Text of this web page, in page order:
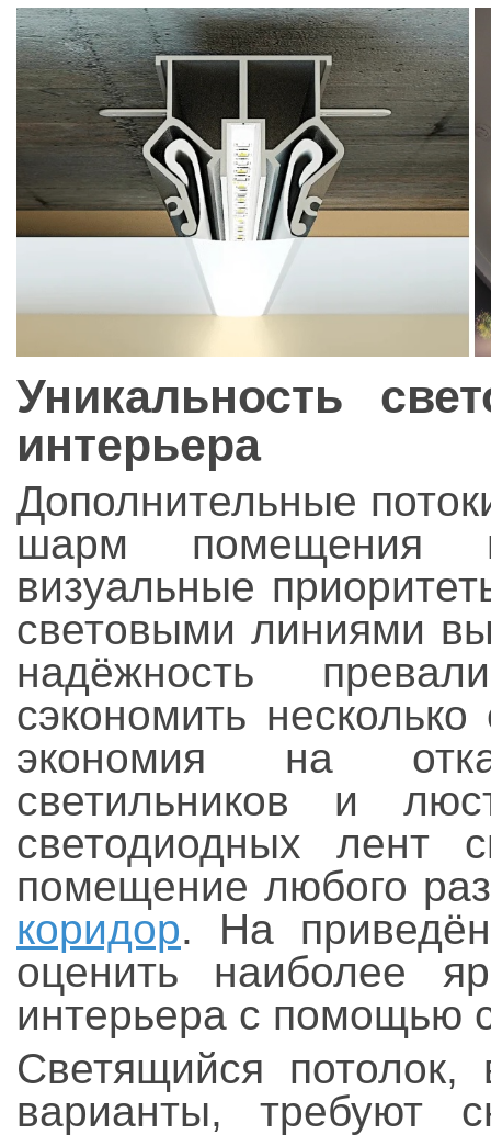
Уникальность
интерьера
Дополнительные
шарм помещения
визуальные
световыми линиями
надёжность
сэкономить
экономия на
светильников и
светодиодных лент
помещение любого
коридор. На
оценить наиболее
интерьера с помощью
Светящийся
варианты, требуют